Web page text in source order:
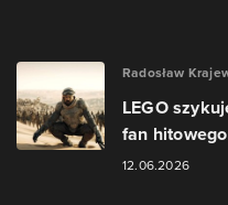
Radosław
LEGO
fan
12.06.2026